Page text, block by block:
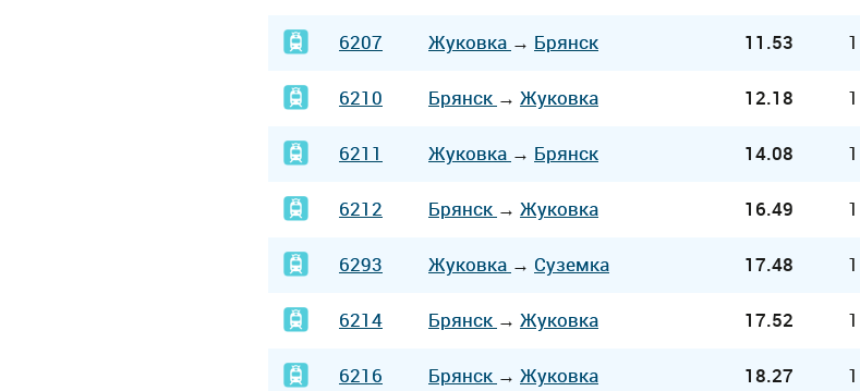
6207 Жуковка → Брянск 11.53
6210 Брянск → Жуковка 12.18
6211 Жуковка → Брянск 14.08
6212 Брянск → Жуковка 16.49
6293 Жуковка → Суземка 17.48
6214 Брянск → Жуковка 17.52
6216 Брянск → Жуковка 18.27